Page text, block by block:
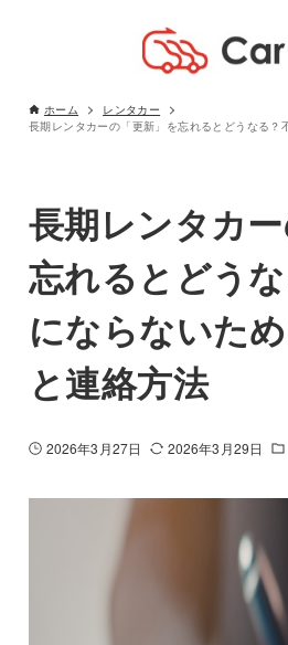
ホーム レンタカー
長期レンタカ
忘れるとどう
にならないた
と連絡方法
2026年3月27日 2026年3月29日